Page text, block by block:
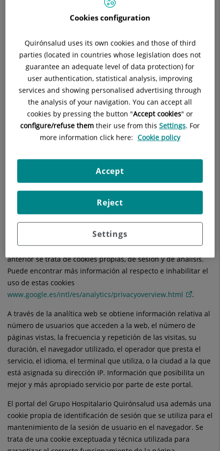
Son aquéllas que permiten la
gestión, de la forma más eficaz posible, de los espacios
Cookies de publicidad comportamental: Estas cookies
almacenan información del comportamiento de los
usuarios obtenida a través de la observación continuada
de sus hábitos de navegación, lo que permite desarrollar
un perfil específico para mostrar publicidad en función del
mismo.
Para más información a este respecto puede consultar la
sobre el uso de las cookies de la Agencia Española de
Protección de Datos
Cookies utilizadas en la web
A continuación se identifican las cookies que están siendo
utilizadas en este portal así como su tipología y función:
Las páginas web del Grupo Hospitalario Quirónsalud utiliza
Google Analytics, un servicio de análisis de accesos web
desarrollada por Google, que permite la medición y análisis
de la navegación en las páginas web. Según la tipología
anterior se trata de cookies propias, de sesión y de análisis.
Puede encontrar más información al respecto e inhabilitar el
uso de estas cookies
www.google.es/intl/es/analytics/privacyoverview.html
.
A través de la analítica web se obtiene información relativa al
número de usuarios que acceden a la web, el número de
páginas vistas, la frecuencia y repetición de las visitas, su
duración, el navegador utilizado, el operador que presta el
servicio, el idioma, el terminal que utiliza, o la ciudad a la que
está asignada su dirección IP. Información que posibilita un
mejor y más apropiado servicio por parte de este portal.
El portal del Grupo Hospitalario Quirónsalud usa además una
cookie propia de identificación de sesión que se utiliza para el
mantenimiento de la sesión de usuario en el navegador. Se
trata de una cookie exceptuada y técnica utilizada para
Cookies configuration
Quirónsalud uses its own cookies and those of third
parties (located in countries whose legislation does not
guarantee an adequate level of data protection) for
user authentication, statistical analysis, improving
services and showing personalised advertising through
the analysis of your navigation. You can accept all
cookies by pressing the button "Accept cookies" or
configure/refuse them their use from this Settings. For
more information click here: Cookie policy
Settings
Reject
Accept